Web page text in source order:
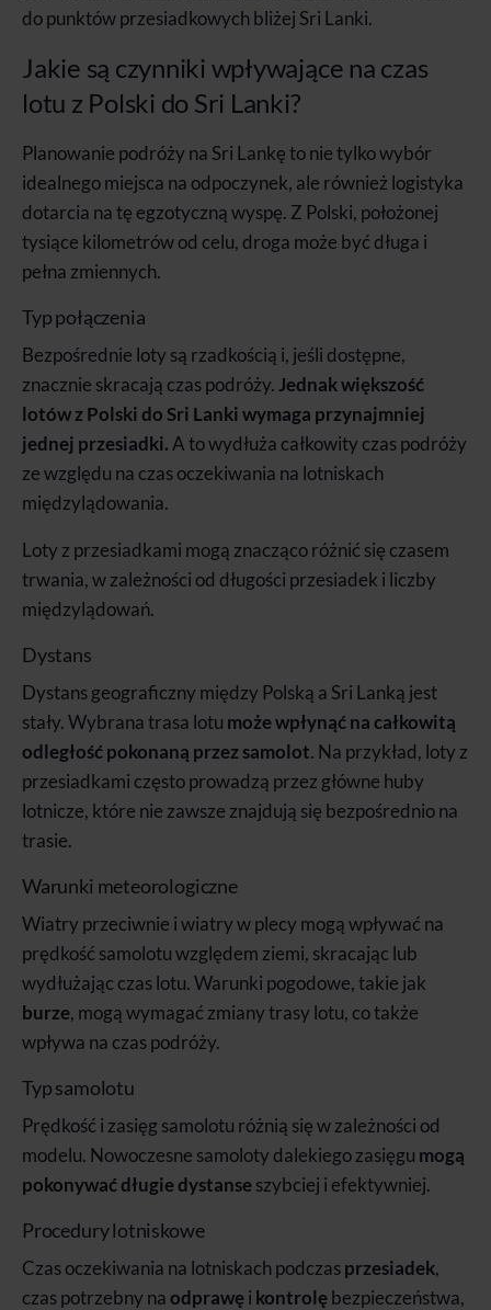
do punktów przesiadkowych bliżej Sri Lanki.
Jakie są czynniki wpływające na czas
lotu z Polski do Sri Lanki?
Planowanie podróży na Sri Lankę to nie tylko wybór
idealnego miejsca na odpoczynek, ale również logistyka
dotarcia na tę egzotyczną wyspę. Z Polski, położonej
tysiące kilometrów od celu, droga może być długa i
pełna zmiennych.
Typ połączenia
Bezpośrednie loty są rzadkością i, jeśli dostępne,
znacznie skracają czas podróży. Jednak większość
lotów z Polski do Sri Lanki wymaga przynajmniej
jednej przesiadki. A to wydłuża całkowity czas podróży
ze względu na czas oczekiwania na lotniskach
międzylądowania.
Loty z przesiadkami mogą znacząco różnić się czasem
trwania, w zależności od długości przesiadek i liczby
międzylądowań.
Dystans
Dystans geograficzny między Polską a Sri Lanką jest
stały. Wybrana trasa lotu może wpłynąć na całkowitą
odległość pokonaną przez samolot. Na przykład, loty z
przesiadkami często prowadzą przez główne huby
lotnicze, które nie zawsze znajdują się bezpośrednio na
trasie.
Warunki meteorologiczne
Wiatry przeciwnie i wiatry w plecy mogą wpływać na
prędkość samolotu względem ziemi, skracając lub
wydłużając czas lotu. Warunki pogodowe, takie jak
burze, mogą wymagać zmiany trasy lotu, co także
wpływa na czas podróży.
Typ samolotu
Prędkość i zasięg samolotu różnią się w zależności od
modelu. Nowoczesne samoloty dalekiego zasięgu mogą
pokonywać długie dystanseszybciej i efektywniej.
Procedury lotniskowe
Czas oczekiwania na lotniskach podczasprzesiadek,
czas potrzebny naodprawęi kontrolębezpieczeństwa,